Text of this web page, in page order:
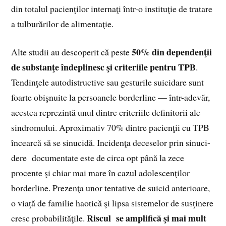
din totalul pacienţilor internaţi într-o instituţie de tratare
a tulburărilor de alimentaţie.
Alte studii au descoperit că peste50% din dependenţii
de substanţe îndeplinesc şi criteriile pentru TPB.
Tendinţele autodistructive sau gesturile suicidare sunt
foarte obişnuite la persoanele borderline — într-adevăr,
acestea reprezintă unul dintre criteriile definitorii ale
sindromului. Aproximativ 70% dintre pacienţii cu TPB
încearcă să se sinucidă. Incidenţa deceselor prin sinuci-
dere documentate este de circa opt până la zece
procente şi chiar mai mare în cazul adolescenţilor
borderline. Prezenţa unor tentative de suicid anterioare,
o viaţă de familie haotică şi lipsa sistemelor de susţinere
cresc probabilităţile.Riscul se amplifică şi mai mult